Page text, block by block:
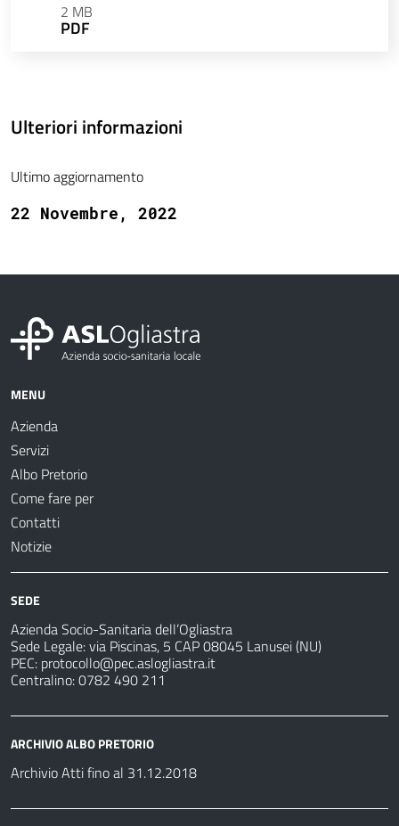
2 MB
PDF
Ulteriori informazioni
Ultimo aggiornamento
22 Novembre, 2022
MENU
Azienda
Servizi
Albo Pretorio
Come fare per
Contatti
Notizie
SEDE
Azienda Socio-Sanitaria dell’Ogliastra
Sede Legale: via Piscinas, 5 CAP 08045 Lanusei (NU)
PEC: protocollo@pec.aslogliastra.it
Centralino: 0782 490 211
ARCHIVIO ALBO PRETORIO
Archivio Atti fino al 31.12.2018